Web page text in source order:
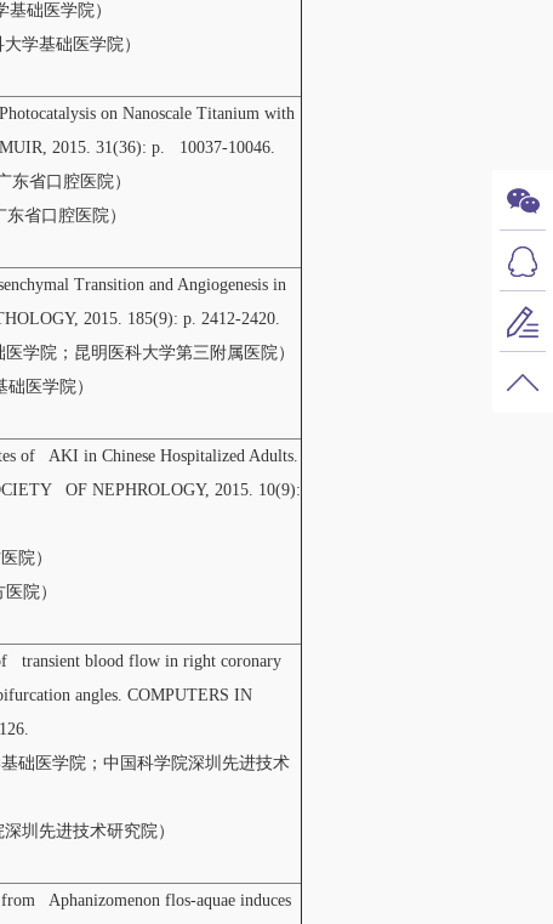
础医学院）
学基础医学院）
on Nanoscale Titanium with
2015. 31(36): p. 10037-10046.
省口腔医院）
省口腔医院）
Transition and Angiogenesis in
2015. 185(9): p. 2412-2420.
学院；昆明医科大学第三附属医院）
医学院）
of AKI in Chinese Hospitalized Adults.
OF NEPHROLOGY, 2015. 10(9):
院）
院）
transient blood flow in right coronary
angles. COMPUTERS IN
础医学院；中国科学院深圳先进技术
圳先进技术研究院）
Aphanizomenon flos-aquae induces